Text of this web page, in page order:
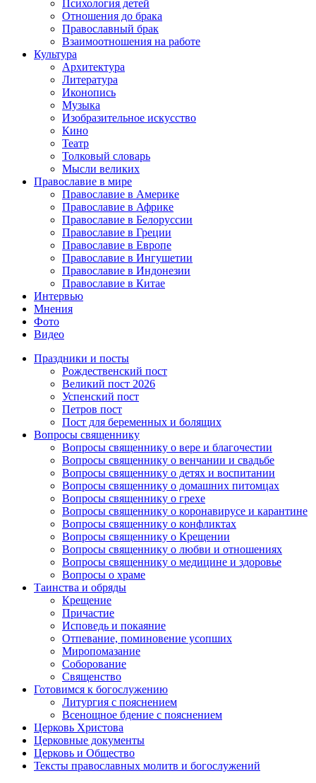
Психология детей
Отношения до брака
Православный брак
Взаимоотношения на работе
Культура
Архитектура
Литература
Иконопись
Музыка
Изобразительное искусство
Кино
Театр
Толковый словарь
Мысли великих
Православие в мире
Православие в Америке
Православие в Африке
Православие в Белоруссии
Православие в Греции
Православие в Европе
Православие в Ингушетии
Православие в Индонезии
Православие в Китае
Интервью
Мнения
Фото
Видео
Праздники и посты
Рождественский пост
Великий пост 2026
Успенский пост
Петров пост
Пост для беременных и болящих
Вопросы священнику
Вопросы священнику о вере и благочестии
Вопросы священнику о венчании и свадьбе
Вопросы священнику о детях и воспитании
Вопросы священнику о домашних питомцах
Вопросы священнику о грехе
Вопросы священнику о коронавирусе и карантине
Вопросы священнику о конфликтах
Вопросы священнику о Крещении
Вопросы священнику о любви и отношениях
Вопросы священнику о медицине и здоровье
Вопросы о храме
Таинства и обряды
Крещение
Причастие
Исповедь и покаяние
Отпевание, поминовение усопших
Миропомазание
Соборование
Священство
Готовимся к богослужению
Литургия с пояснением
Всенощное бдение с пояснением
Церковь Христова
Церковные документы
Церковь и Общество
Тексты православных молитв и богослужений